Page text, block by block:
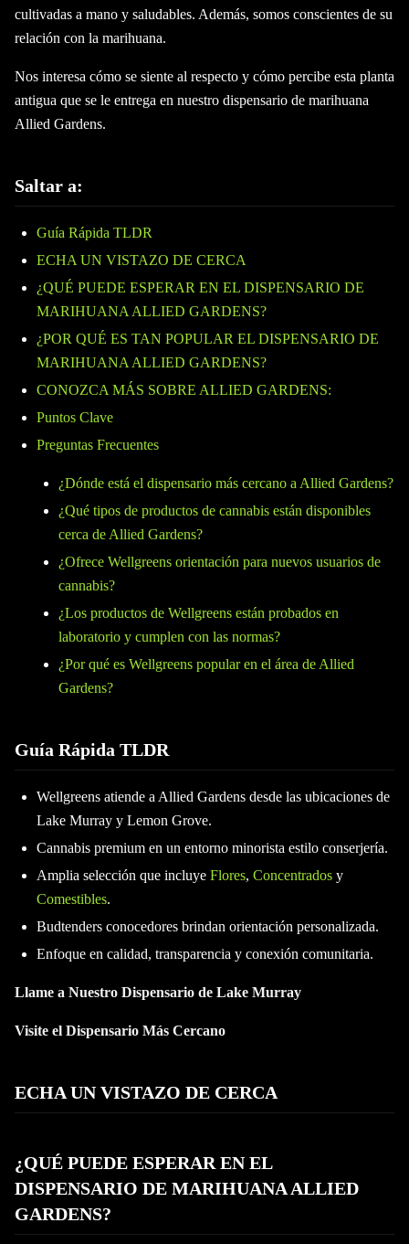
cultivadas a mano y saludables. Además, somos conscientes de su
relación con la marihuana.
Nos interesa cómo se siente al respecto y cómo percibe esta planta
antigua que se le entrega en nuestro dispensario de marihuana
Allied Gardens.
Saltar a:
Guía Rápida TLDR
ECHA UN VISTAZO DE CERCA
¿QUÉ PUEDE ESPERAR EN EL DISPENSARIO DE
MARIHUANA ALLIED GARDENS?
¿POR QUÉ ES TAN POPULAR EL DISPENSARIO DE
MARIHUANA ALLIED GARDENS?
CONOZCA MÁS SOBRE ALLIED GARDENS:
Puntos Clave
Preguntas Frecuentes
¿Dónde está el dispensario más cercano a Allied Gardens?
¿Qué tipos de productos de cannabis están disponibles
cerca de Allied Gardens?
¿Ofrece Wellgreens orientación para nuevos usuarios de
cannabis?
¿Los productos de Wellgreens están probados en
laboratorio y cumplen con las normas?
¿Por qué es Wellgreens popular en el área de Allied
Gardens?
Guía Rápida TLDR
Wellgreens atiende a Allied Gardens desde las ubicaciones de
Lake Murray y Lemon Grove.
Cannabis premium en un entorno minorista estilo conserjería.
Amplia selección que incluye Flores, Concentrados y
Comestibles.
Budtenders conocedores brindan orientación personalizada.
Enfoque en calidad, transparencia y conexión comunitaria.
Llame a Nuestro Dispensario de Lake Murray
Visite el Dispensario Más Cercano
ECHA UN VISTAZO DE CERCA
¿QUÉ PUEDE ESPERAR EN EL
DISPENSARIO DE MARIHUANA ALLIED
GARDENS?